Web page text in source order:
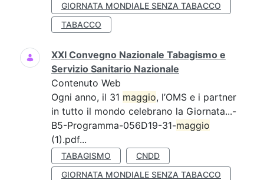
GIORNATA MONDIALE SENZA TABACCO
TABACCO
XXI Convegno Nazionale Tabagismo e
Servizio Sanitario Nazionale
Contenuto Web
Ogni anno, il 31 maggio, l’OMS e i partner
in tutto il mondo celebrano la Giornata...-
B5-Programma-056D19-31-maggio
(1).pdf...
TABAGISMO
CNDD
GIORNATA MONDIALE SENZA TABACCO